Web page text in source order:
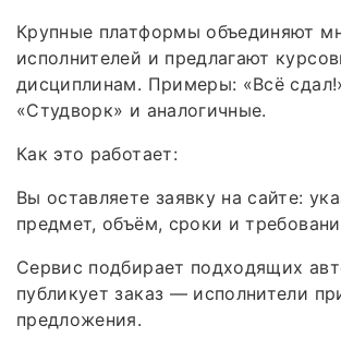
Крупные платформы объединяют
исполнителей и предлагают
дисциплинам. Примеры: «Всё
«Студворк» и аналогичные.
Как это работает:
Вы оставляете заявку на сайте:
предмет, объём, сроки и
Сервис подбирает подходящих
публикует заказ — исполнители
предложения.